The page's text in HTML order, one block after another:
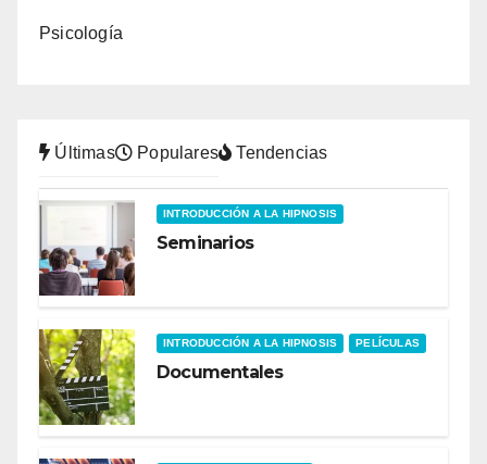
Psicología
Últimas Populares Tendencias
INTRODUCCIÓN A LA HIPNOSIS
Seminarios
INTRODUCCIÓN A LA HIPNOSIS PELÍCULAS
Documentales